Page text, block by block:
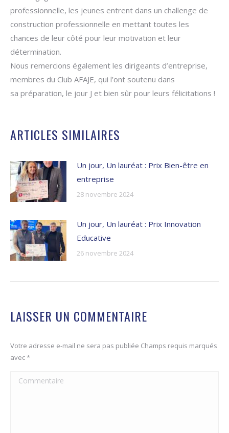
professionnelle, les jeunes entrent dans un challenge de
construction professionnelle en mettant toutes les
chances de leur côté pour leur motivation et leur
détermination.
Nous remercions également les dirigeants d’entreprise,
membres du Club AFAJE, qui l’ont soutenu dans
sa préparation, le jour J et bien sûr pour leurs félicitations !
ARTICLES SIMILAIRES
Un jour, Un lauréat : Prix Bien-être en
entreprise
28 novembre 2024
Un jour, Un lauréat : Prix Innovation
Educative
26 novembre 2024
LAISSER UN COMMENTAIRE
Votre adresse e-mail ne sera pas publiée Champs requis marqués
avec*
Commentaire